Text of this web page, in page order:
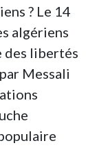
? Le 14
algériens
des libertés
Messali